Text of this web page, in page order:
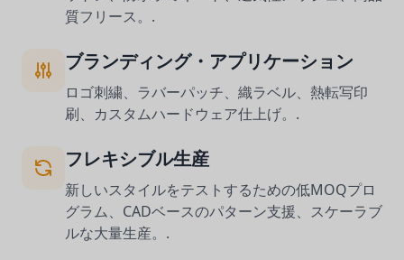
質フリース。.
ブランディング・アプリケーション
ロゴ刺繍、ラバーパッチ、織ラベル、熱転写印
刷、カスタムハードウェア仕上げ。.
フレキシブル生産
新しいスタイルをテストするための低MOQプロ
グラム、CADベースのパターン支援、スケーラブ
ルな大量生産。.